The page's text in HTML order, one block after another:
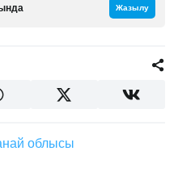
Жазылу
облысы